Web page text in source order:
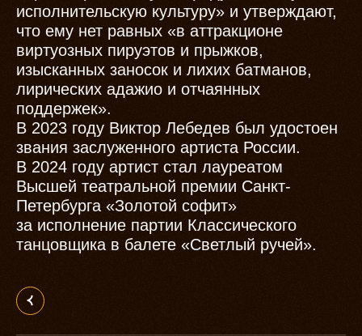
исполнительскую культуру» и утверждают,
что ему нет равных «в аттракционе
виртуозных пируэтов и прыжков,
изысканных заносок и лихих батманов,
лирических адажио и отчаянных
поддержек».
В 2023 году Виктор Лебедев был удостоен
звания заслуженного артиста России.
В 2024 году артист стал лауреатом
Высшей театральной премии Санкт-
Петербурга «Золотой софит»
за исполнение партии Классического
танцовщика в балете «Светлый ручей».